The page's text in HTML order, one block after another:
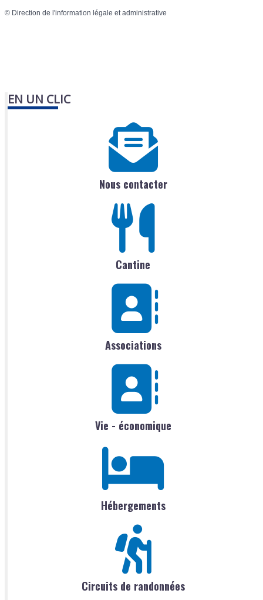
© Direction de l'information légale et administrative
EN UN CLIC
Nous contacter
Cantine
Associations
Vie - économique
Hébergements
Circuits de randonnées